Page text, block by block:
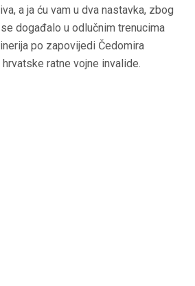
a ja ću vam u dva nastavka, zbog
događalo u odlučnim trenucima
po zapovijedi Čedomira
ratne vojne invalide.